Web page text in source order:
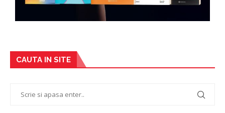
CAUTA IN SITE